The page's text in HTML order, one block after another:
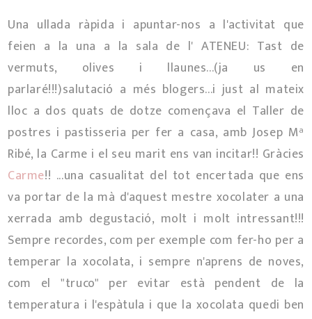
Una ullada ràpida i apuntar-nos a l'activitat que
feien a la una a la sala de l' ATENEU: Tast de
vermuts, olives i llaunes...(ja us en
parlaré!!!)salutació a més blogers...i just al mateix
lloc a dos quats de dotze començava el Taller de
postres i pastisseria per fer a casa, amb Josep Mª
Ribé, la Carme i el seu marit ens van incitar!! Gràcies
Carme!! ...una casualitat del tot encertada que ens
va portar de la mà d'aquest mestre xocolater a una
xerrada amb degustació, molt i molt intressant!!!
Sempre recordes, com per exemple com fer-ho per a
temperar la xocolata, i sempre n'aprens de noves,
com el "truco" per evitar està pendent de la
temperatura i l'espàtula i que la xocolata quedi ben